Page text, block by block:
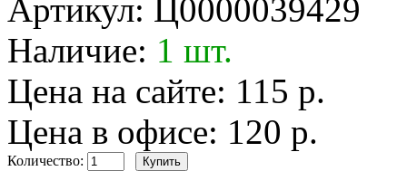
Артикул: Ц0000039429
Наличие: 1 шт.
Цена на сайте: 115 р.
Цена в офисе: 120 р.
Количество: